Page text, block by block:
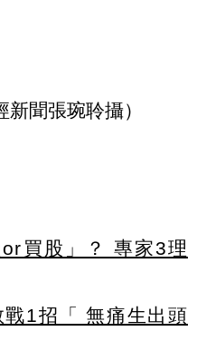
新聞張琬聆攝）
買股」？ 專家3理
1招「 無痛生出頭